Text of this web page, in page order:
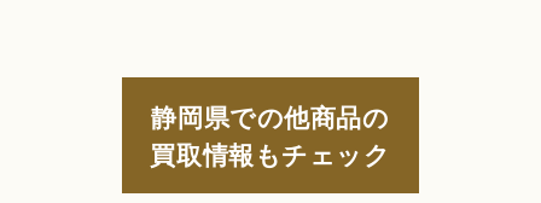
静岡県での他商品の
買取情報もチェック